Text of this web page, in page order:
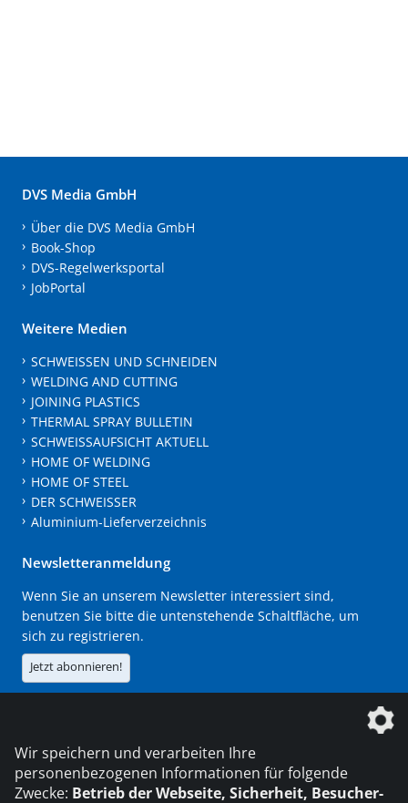
DVS Media GmbH
Über die DVS Media GmbH
Book-Shop
DVS-Regelwerksportal
JobPortal
Weitere Medien
SCHWEISSEN UND SCHNEIDEN
WELDING AND CUTTING
JOINING PLASTICS
THERMAL SPRAY BULLETIN
SCHWEISSAUFSICHT AKTUELL
HOME OF WELDING
HOME OF STEEL
DER SCHWEISSER
Aluminium-Lieferverzeichnis
Newsletteranmeldung
Wenn Sie an unserem Newsletter interessiert sind,
benutzen Sie bitte die untenstehende Schaltfläche, um
sich zu registrieren.
Jetzt abonnieren!
Die DVS Media GmbH ist ein Unternehmen der
Wir speichern und verarbeiten Ihre
personenbezogenen Informationen für folgende
Zwecke: Betrieb der Webseite, Sicherheit, Besucher-